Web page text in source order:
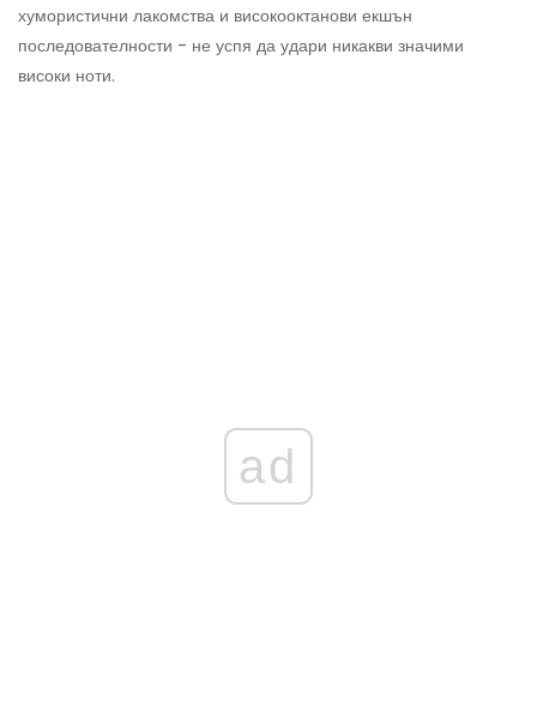
хумористични лакомства и високооктанови екшън
последователности - не успя да удари никакви значими
високи ноти.
ad